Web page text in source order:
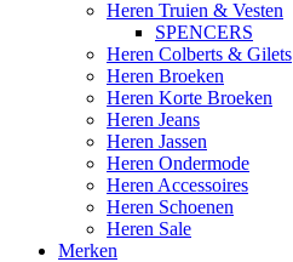
Heren Truien & Vesten
SPENCERS
Heren Colberts & Gilets
Heren Broeken
Heren Korte Broeken
Heren Jeans
Heren Jassen
Heren Ondermode
Heren Accessoires
Heren Schoenen
Heren Sale
Merken